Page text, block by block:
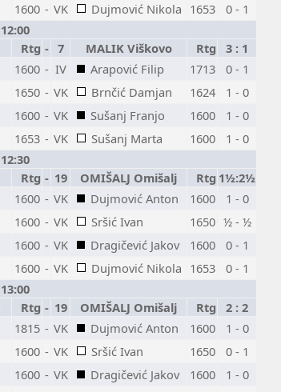
1600 - VK Dujmović Nikola 1653
0 - 1
Rtg - 7 MALIK Viškovo Rtg
3 : 1
1600 - IV Arapović Filip 1713
0 - 1
1650 - VK Brnčić Damjan 1624
1 - 0
1600 - VK Sušanj Franjo 1600
1 - 0
1653 - VK Sušanj Marta 1600
1 - 0
Rtg - 19 OMIŠALJ Omišalj Rtg 1½:2½
1600 - VK Dujmović Anton 1600
1 - 0
1600 - VK Sršić Ivan 1650 ½ - ½
1600 - VK Dragičević Jakov 1600
0 - 1
1600 - VK Dujmović Nikola 1653
0 - 1
Rtg - 19 OMIŠALJ Omišalj Rtg
2 : 2
1815 - VK Dujmović Anton 1600
1 - 0
1600 - VK Sršić Ivan 1650
0 - 1
1600 - VK Dragičević Jakov 1600
1 - 0